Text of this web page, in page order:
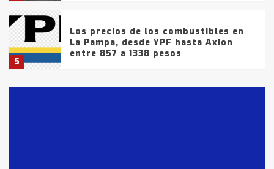
5
Los precios de los combustibles en
La Pampa, desde YPF hasta Axion
entre 857 a 1338 pesos